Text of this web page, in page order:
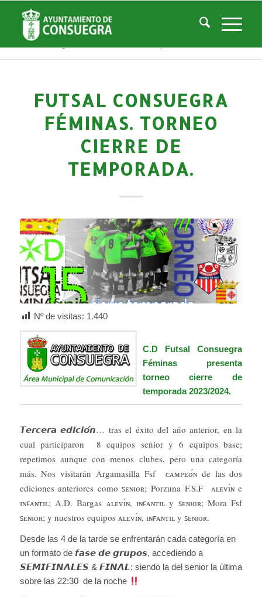
Noticias
Usted está aquí: Inicio / Noticias Deportes
Actividades deportivas /
FUTSAL CONSUEGRA
FÉMINAS. TORNEO
CIERRE DE
TEMPORADA.
Nº de visitas: 1.440
C.D Futsal Consuegra
Féminas presenta
torneo cierre de
temporada 2023/2024.
𝙏𝙚𝙧𝙘𝙚𝙧𝙖 𝙚𝙙𝙞𝙘𝙞𝙤́𝙣… tras el éxito del año anterior, en la
cual participaron 8 ​equipos senior y 6 equipos base;
repetimos aunque con menos clubes, pero una categoría
más. Nos visitarán Argamasilla Fsf ᴄᴀᴍᴘᴇᴏ́ɴ de las dos
ediciones anteriores como ꜱᴇɴɪᴏʀ; Porzuna F.S.F ᴀʟᴇᴠɪ́ɴ e
ɪɴꜰᴀɴᴛɪʟ; A.D. Bargas ᴀʟᴇᴠɪ́ɴ, ɪɴꜰᴀɴᴛɪʟ y ꜱᴇɴɪᴏʀ; Mora Fsf
ꜱᴇɴɪᴏʀ; y nuestros equipos ᴀʟᴇᴠɪ́ɴ, ɪɴꜰᴀɴᴛɪʟ y ꜱᴇɴɪᴏʀ.
Desde las 4 de la tarde se enfrentarán cada categoría en
un formato de 𝙛𝙖𝙨𝙚 𝙙𝙚 𝙜𝙧𝙪𝙥𝙤𝙨, accediendo a
𝙎𝙀𝙈𝙄𝙁𝙄𝙉𝘼𝙇𝙀𝙎 & 𝙁𝙄𝙉𝘼𝙇; siendo la del senior la última
sobre las 22:30 de la noche